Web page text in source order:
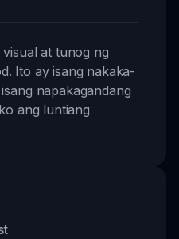
at tunog ng
Ito ay isang nakaka-
napakagandang
ang luntiang